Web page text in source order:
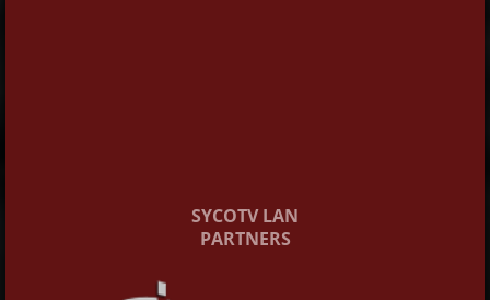
SYCOTV LAN
PARTNERS